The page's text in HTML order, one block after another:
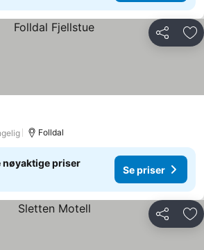
Del
Folldal
nøyaktige priser
Se priser
Del